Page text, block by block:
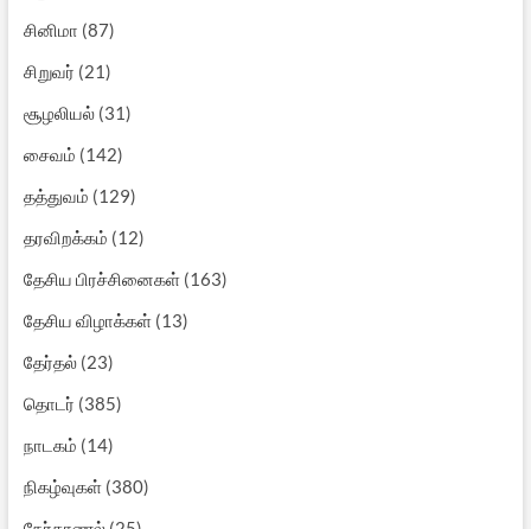
சினிமா (87)
சிறுவர் (21)
சூழலியல்(31)
சைவம் (142)
தத்துவம் (129)
தரவிறக்கம் (12)
தேசிய பிரச்சினைகள்(163)
தேசிய விழாக்கள்(13)
தேர்தல்(23)
தொடர் (385)
நாடகம் (14)
நிகழ்வுகள்(380)